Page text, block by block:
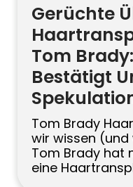
Gerüchte
Tom
Bestätigt
Tom Brady
wir wissen
Tom Brady hat
eine